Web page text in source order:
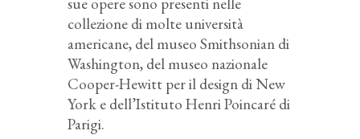
collezione di molte università
americane, del museo Smithsonian di
Washington, del museo nazionale
Cooper-Hewitt per il design di New
York e dell’Istituto Henri Poincaré di
Parigi.